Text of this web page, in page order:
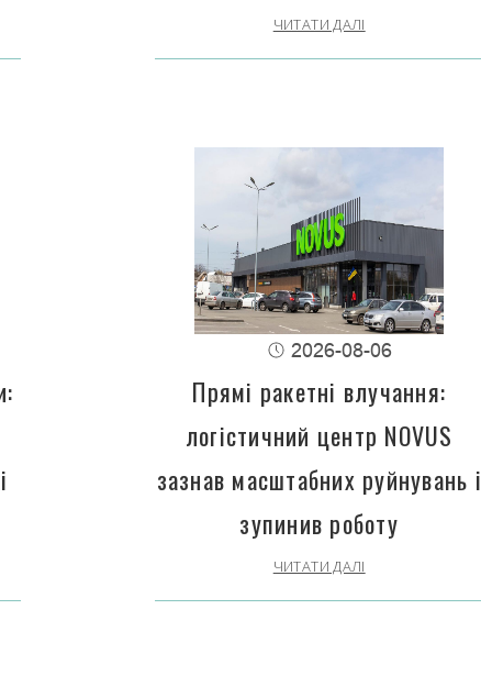
ЧИТАТИ ДАЛІ
2026-08-06
Прямі ракетні влучання:
логістичний центр NOVUS
зазнав масштабних руйнувань і
зупинив роботу
ЧИТАТИ ДАЛІ